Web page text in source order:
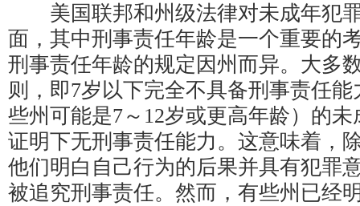
美国联邦和州级法律对未成年犯
面，其中刑事责任年龄是一个重要的
刑事责任年龄的规定因州而异。大多
则，即7岁以下完全不具备刑事责任
些州可能是7～12岁或更高年龄）的
证明下无刑事责任能力。这意味着，
他们明白自己行为的后果并具有犯罪
被追究刑事责任。然而，有些州已经